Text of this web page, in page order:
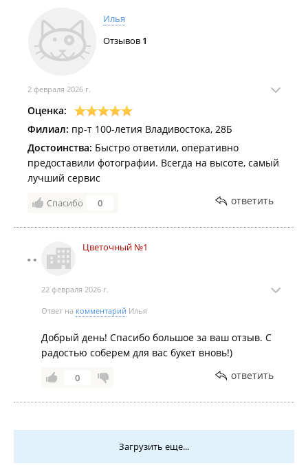
Илья
Отзывов 1
2 февраля 2026 г.
Оценка:
Филиал: пр-т 100-летия Владивостока, 28Б
Достоинства: Быстро ответили, оперативно
предоставили фотографии. Всегда на высоте, самый
лучший сервис
Спасибо 0 ответить
Цветочный №1
22 февраля 2026 г.
Ответ на комментарий Илья
Добрый день! Спасибо большое за ваш отзыв. С
радостью соберем для вас букет вновь!)
0 ответить
Загрузить еще...